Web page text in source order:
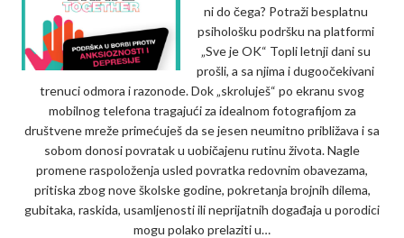
ni do čega? Potraži besplatnu
psihološku podršku na platformi
„Sve je OK“ Topli letnji dani su
prošli, a sa njima i dugoočekivani
trenuci odmora i razonode. Dok „skroluješ“ po ekranu svog
mobilnog telefona tragajući za idealnom fotografijom za
društvene mreže primećuješ da se jesen neumitno približava i sa
sobom donosi povratak u uobičajenu rutinu života. Nagle
promene raspoloženja usled povratka redovnim obavezama,
pritiska zbog nove školske godine, pokretanja brojnih dilema,
gubitaka, raskida, usamljenosti ili neprijatnih događaja u porodici
mogu polako prelaziti u…